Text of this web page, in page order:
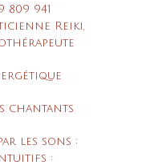
809 941
Reiki,
chantants
les sons :
: